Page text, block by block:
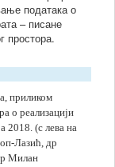
података о
– писане
простора.
приликом
о реализацији
2018. (с лева на
Лазић, др
Милан